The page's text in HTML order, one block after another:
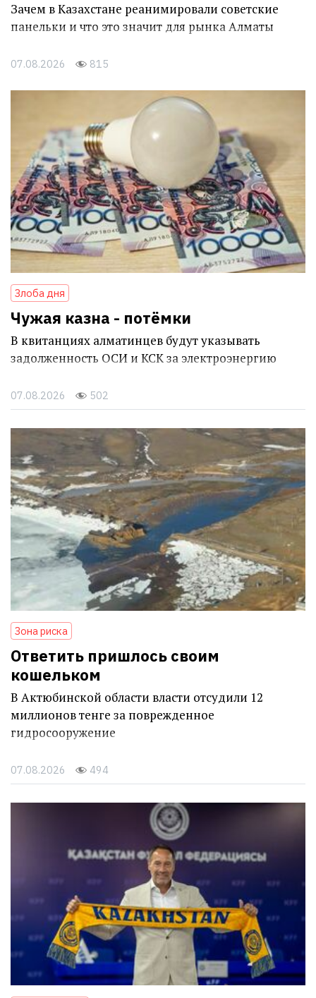
Зачем в Казахстане реанимировали советские
панельки и что это значит для рынка Алматы
07.08.2026 815
Злоба дня
Чужая казна - потёмки
В квитанциях алматинцев будут указывать
задолженность ОСИ и КСК за электроэнергию
07.08.2026 502
Зона риска
Ответить пришлось своим
кошельком
В Актюбинской области власти отсудили 12
миллионов тенге за поврежденное
гидросооружение
07.08.2026 494